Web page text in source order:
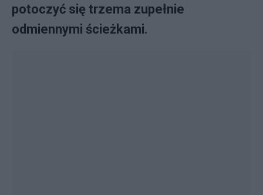
potoczyć się trzema zupełnie
odmiennymi ścieżkami.